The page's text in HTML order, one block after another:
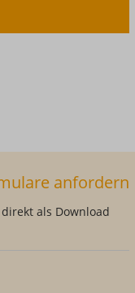
anfordern
als Download